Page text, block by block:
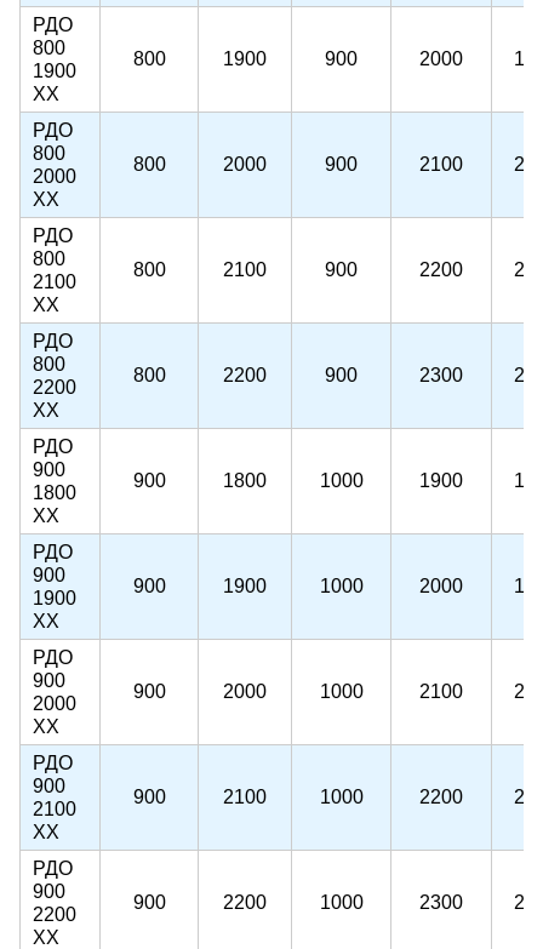
РДО
800
1900
ХХ
800 1900 900 2000
РДО
800
2000
ХХ
800 2000 900 2100
РДО
800
2100
ХХ
800 2100 900 2200
РДО
800
2200
ХХ
800 2200 900 2300
РДО
900
1800
ХХ
900 1800 1000 1900
РДО
900
1900
ХХ
900 1900 1000 2000
РДО
900
2000
ХХ
900 2000 1000 2100
РДО
900
2100
ХХ
900 2100 1000 2200
РДО
900
2200
ХХ
900 2200 1000 2300